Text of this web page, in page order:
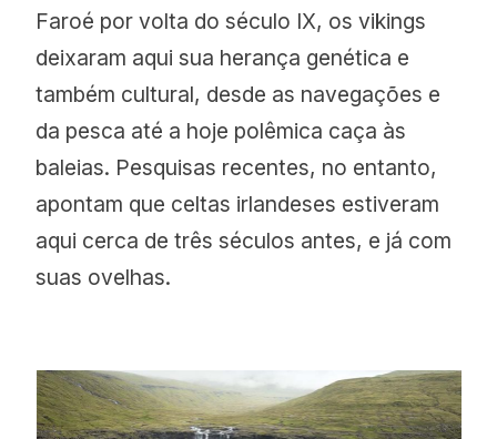
Faroé por volta do século IX, os vikings
deixaram aqui sua herança genética e
também cultural, desde as navegações e
da pesca até a hoje polêmica caça às
baleias. Pesquisas recentes, no entanto,
apontam que celtas irlandeses estiveram
aqui cerca de três séculos antes, e já com
suas ovelhas.